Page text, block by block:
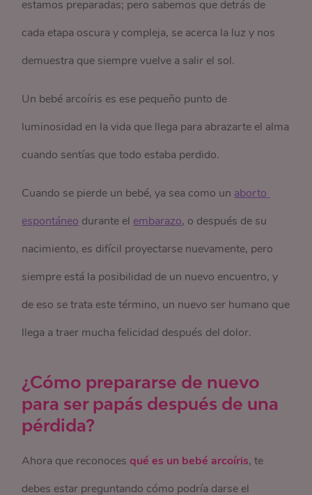
estamos preparadas; pero sabemos que detrás de
cada etapa oscura y compleja, se acerca la luz y nos
demuestra que siempre vuelve a salir el sol.
Un bebé arcoíris es ese pequeño punto de
luminosidad en la vida que llega para abrazarte el alma
cuando sentías que todo estaba perdido.
Cuando se pierde un bebé, ya sea como un aborto
espontáneo durante el embarazo, o después de su
nacimiento, es difícil proyectarse nuevamente, pero
siempre está la posibilidad de un nuevo encuentro, y
de eso se trata este término, un nuevo ser humano que
llega a traer mucha felicidad después del dolor.
¿Cómo prepararse de nuevo
para ser papás después de una
pérdida?
Ahora que reconocesqué es un bebé arcoíris, te
debes estar preguntando cómo podría darse el